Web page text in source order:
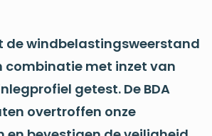
de windbelastingsweerstand
combinatie met inzet van
getest. De BDA
overtroffen onze